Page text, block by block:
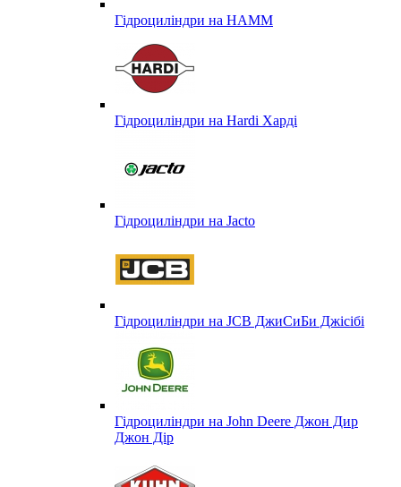
Гідроциліндри на HAMM
Гідроциліндри на Hardi Харді
Гідроциліндри на Jacto
Гідроциліндри на JCB ДжиСиБи Джісібі
Гідроциліндри на John Deere Джон Дир
Джон Дір